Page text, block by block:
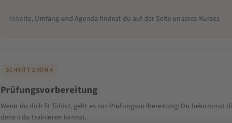
Inhalte, Umfang und Agenda findest du auf der Seite unseres Kurses
SCHRITT 2 VON 4
Prüfungsvorbereitung
Wenn du dich fit fühlst, geht es zur Prüfungsvorbereitung: Du bekommst
denen du trainieren kannst.